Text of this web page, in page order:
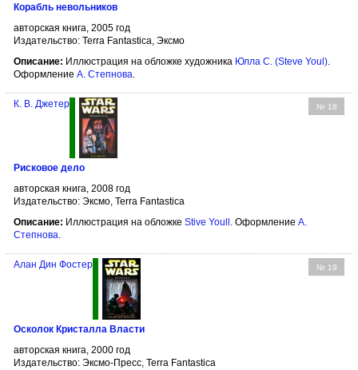
Корабль невольников
авторская книга, 2005 год
Издательство: Terra Fantastica, Эксмо
Описание: Иллюстрация на обложке художника Юлла С. (Steve Youl).
Оформление А. Степнова.
№ 18
К. В. Джетер
Рисковое дело
авторская книга, 2008 год
Издательство: Эксмо, Terra Fantastica
Описание: Иллюстрация на обложке Stive Youll. Оформление А.
Степнова.
№ 19
Алан Дин Фостер
Осколок Кристалла Власти
авторская книга, 2000 год
Издательство: Эксмо-Пресс, Terra Fantastica